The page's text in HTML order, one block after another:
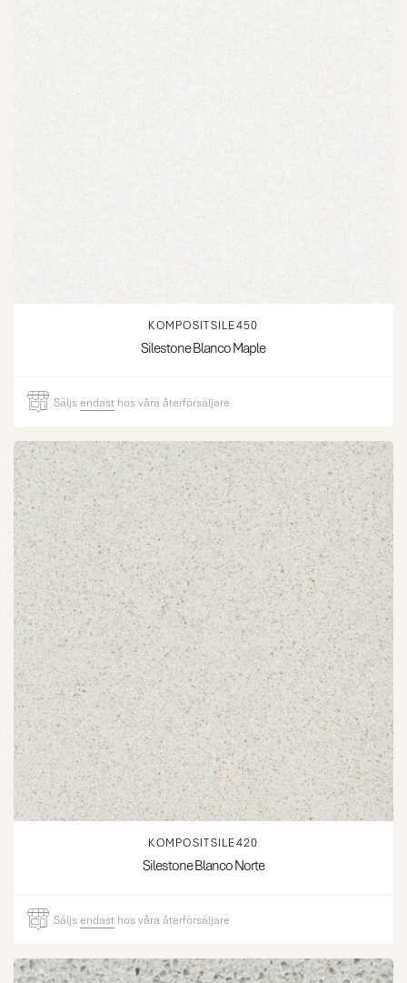
KOMPOSITSILE450
Silestone Blanco Maple
Säljsendast hos våra återförsäljare
KOMPOSITSILE420
Silestone Blanco Norte
Säljsendast hos våra återförsäljare